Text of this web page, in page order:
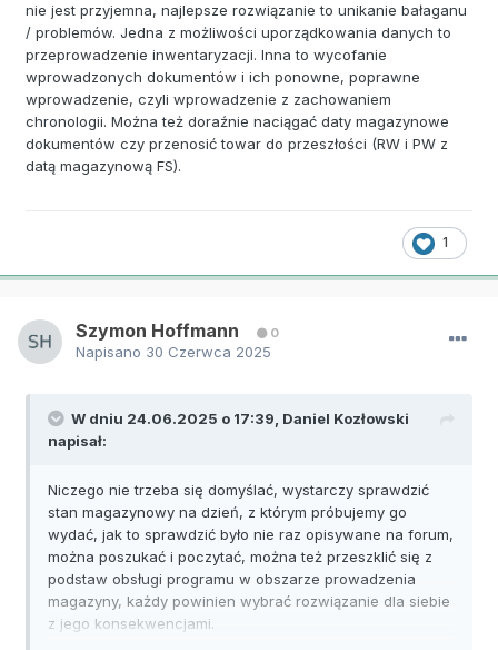
nie jest przyjemna, najlepsze rozwiązanie to unikanie bałaganu
/ problemów. Jedna z możliwości uporządkowania danych to
przeprowadzenie inwentaryzacji. Inna to wycofanie
wprowadzonych dokumentów i ich ponowne, poprawne
wprowadzenie, czyli wprowadzenie z zachowaniem
chronologii. Można też doraźnie naciągać daty magazynowe
dokumentów czy przenosić towar do przeszłości (RW i PW z
datą magazynową FS).
1
Szymon Hoffmann 0
Napisano 30 Czerwca 2025
W dniu 24.06.2025 o 17:39, Daniel Kozłowski
napisał:
Niczego nie trzeba się domyślać, wystarczy sprawdzić
stan magazynowy na dzień, z którym próbujemy go
wydać, jak to sprawdzić było nie raz opisywane na forum,
można poszukać i poczytać, można też przeszklić się z
podstaw obsługi programu w obszarze prowadzenia
magazyny, każdy powinien wybrać rozwiązanie dla siebie
z jego konsekwencjami.